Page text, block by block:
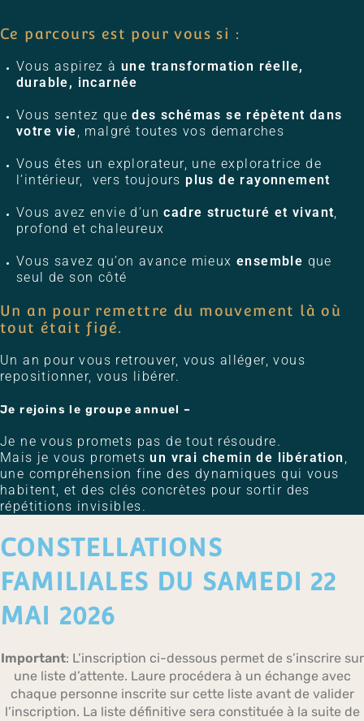
Ce parcours est pour vous si :
Vous aspirez à une transformation réelle,
durable, incarnée
Vous sentez quedes schémas se répètent dans
votre vie, malgré toutes vos demarches
Vous êtes un explorateur, une exploratrice de
l’intérieur, vers toujours plus de rayonnement
Vous avez envie d’uncadre structuré et vivant,
profond et chaleureux
Vous savez qu’on avance mieux ensemble que
seul de son côté
Un an pour remettre du mouvement là où
tout était figé.
Un an pour vous retrouver, vous alléger, vous
repositionner, vous libérer.
Je rejoins le groupe annuel –
Je ne vous promets pas de tout résoudre.
Mais je vous prometsun vrai chemin de libération ,
une compréhension fine des dynamiques qui vous
habitent, et des clés concrètes pour sortir des
répétitions invisibles.
CONSTELLATIONS
FAMILIALES DU SAMEDI 22
MAI 2026
Important: L’inscription ci-dessous permet de s’inscrire sur
une liste d’attente. Laure procédera à un échange avec
chaque personne inscrite sur cette liste avant de valider
l’inscription. La liste définitive sera constituée à la suite de